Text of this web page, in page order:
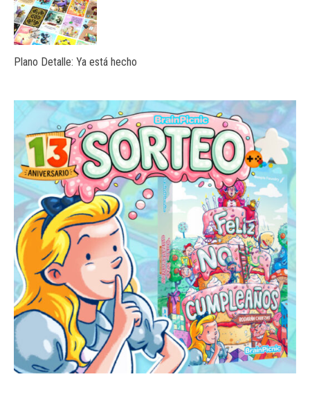
Plano Detalle: Ya está hecho